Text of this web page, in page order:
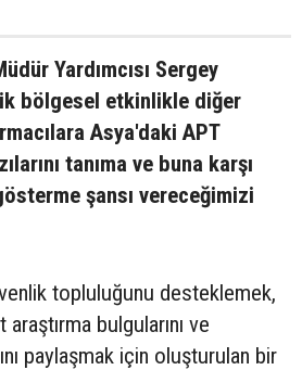
Yardımcısı Sergey
bölgesel etkinlikle diğer
Asya'daki APT
tanıma ve buna karşı
şansı vereceğimizi
topluluğunu desteklemek,
bulgularını ve
paylaşmak için oluşturulan bir